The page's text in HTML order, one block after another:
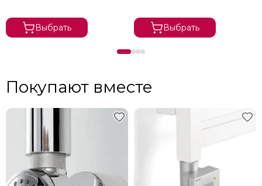
Выбрать Выбрать
Покупают вместе